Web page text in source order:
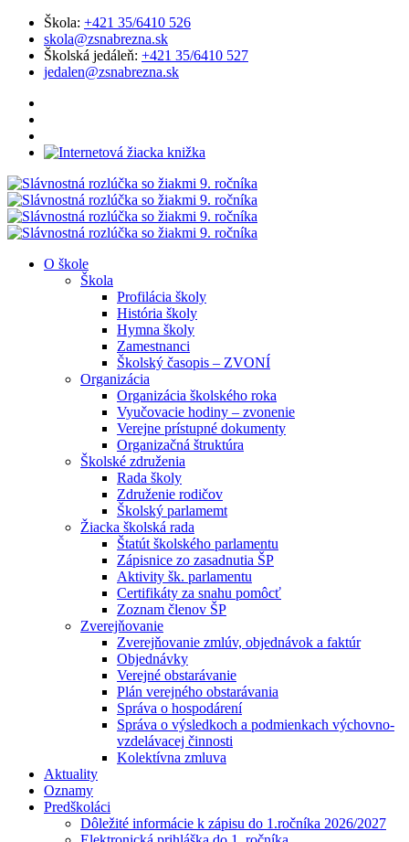
Škola: +421 35/6410 526
skola@zsnabrezna.sk
Školská jedáleň: +421 35/6410 527
jedalen@zsnabrezna.sk
O škole
Škola
Profilácia školy
História školy
Hymna školy
Zamestnanci
Školský časopis – ZVONÍ
Organizácia
Organizácia školského roka
Vyučovacie hodiny – zvonenie
Verejne prístupné dokumenty
Organizačná štruktúra
Školské združenia
Rada školy
Združenie rodičov
Školský parlamemt
Žiacka školská rada
Štatút školského parlamentu
Zápisnice zo zasadnutia ŠP
Aktivity šk. parlamentu
Certifikáty za snahu pomôcť
Zoznam členov ŠP
Zverejňovanie
Zverejňovanie zmlúv, objednávok a faktúr
Objednávky
Verejné obstarávanie
Plán verejného obstarávania
Správa o hospodárení
Správa o výsledkoch a podmienkach výchovno-
vzdelávacej činnosti
Kolektívna zmluva
Aktuality
Oznamy
Predškoláci
Dôležité informácie k zápisu do 1.ročníka 2026/2027